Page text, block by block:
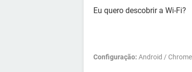
Eu quero descobrir a Wi-Fi?
Configuração: Android /